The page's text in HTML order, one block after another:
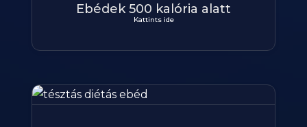
Ebédek 500 kalória alatt
Kattints ide